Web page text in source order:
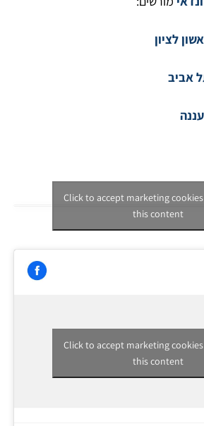
לציון
אביב
Click to accept marketing
this content
Click to accept marketing
this content